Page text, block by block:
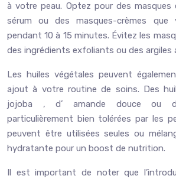
à votre peau. Optez pour des
sérum ou des masques-crèmes que
pendant 10 à 15 minutes. Évitez les
des ingrédients exfoliants ou des argiles
Les huiles végétales peuvent
ajout à votre routine de soins. Des
jojoba , d’ amande douce ou
particulièrement bien tolérées par les
peuvent être utilisées seules ou
hydratante pour un boost de nutrition.
Il est important de noter que